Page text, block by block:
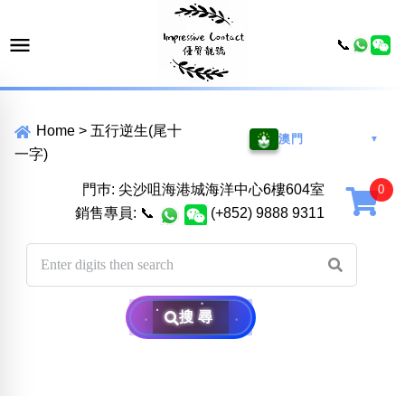
Home > 五行逆生(尾十
一字)
澳門 ▼
門巿: 尖沙咀海港城海洋中心6樓604室
銷售專員: 📞 (+852) 9888 9311
搜尋
📞